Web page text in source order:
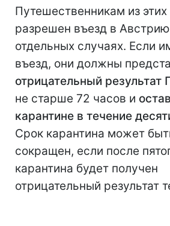
Путешественникам из этих
разрешен въезд в Австрию
отдельных случаях. Если
въезд, они должны
отрицательный результат
не старше 72 часов и
карантине в течение
Срок карантина может
сокращен, если после
карантина будет получен
отрицательный результат